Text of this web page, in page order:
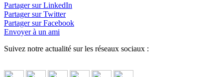
Partager sur LinkedIn
Partager sur Twitter
Partager sur Facebook
Envoyer à un ami
Suivez notre actualité sur les réseaux sociaux :